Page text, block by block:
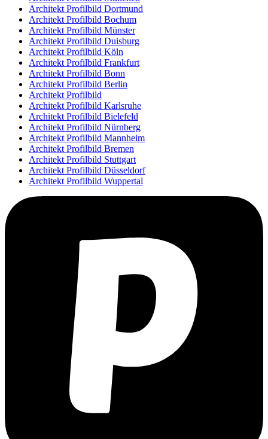
Architekt Profilbild Dortmund
Architekt Profilbild Bochum
Architekt Profilbild Münster
Architekt Profilbild Duisburg
Architekt Profilbild Köln
Architekt Profilbild Frankfurt
Architekt Profilbild Bonn
Architekt Profilbild Berlin
Architekt Profilbild
Architekt Profilbild Karlsruhe
Architekt Profilbild Bielefeld
Architekt Profilbild Nürnberg
Architekt Profilbild Mannheim
Architekt Profilbild Bremen
Architekt Profilbild Stuttgart
Architekt Profilbild Düsseldorf
Architekt Profilbild Wuppertal